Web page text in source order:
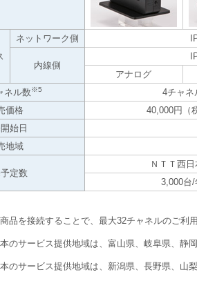
ネットワーク側
内線側
アナログ
ネル数※5
4チャネ
価格
40,000円（
始日
地域
定数
ＮＴＴ西
3,000台/
品を接続することで、最大32チャネルのご利
のサービス提供地域は、富山県、岐阜県、静
のサービス提供地域は、新潟県、長野県、山